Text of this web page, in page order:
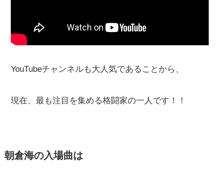
YouTubeチャンネルも大人気であることから、
現在、最も注目を集める格闘家の一人です！！
朝倉海の入場曲は